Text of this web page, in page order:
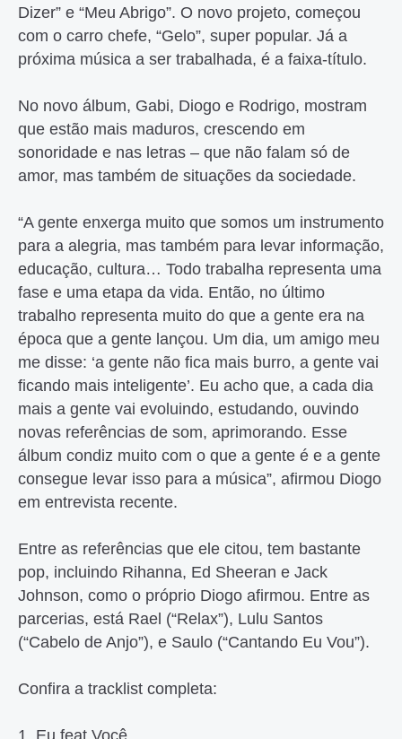
Dizer” e “Meu Abrigo”. O novo projeto, começou
com o carro chefe, “Gelo”, super popular. Já a
próxima música a ser trabalhada, é a faixa-título.
No novo álbum, Gabi, Diogo e Rodrigo, mostram
que estão mais maduros, crescendo em
sonoridade e nas letras – que não falam só de
amor, mas também de situações da sociedade.
“A gente enxerga muito que somos um instrumento
para a alegria, mas também para levar informação,
educação, cultura… Todo trabalha representa uma
fase e uma etapa da vida. Então, no último
trabalho representa muito do que a gente era na
época que a gente lançou. Um dia, um amigo meu
me disse: ‘a gente não fica mais burro, a gente vai
ficando mais inteligente’. Eu acho que, a cada dia
mais a gente vai evoluindo, estudando, ouvindo
novas referências de som, aprimorando. Esse
álbum condiz muito com o que a gente é e a gente
consegue levar isso para a música”, afirmou Diogo
em entrevista recente.
Entre as referências que ele citou, tem bastante
pop, incluindo Rihanna, Ed Sheeran e Jack
Johnson, como o próprio Diogo afirmou. Entre as
parcerias, está Rael (“Relax”), Lulu Santos
(“Cabelo de Anjo”), e Saulo (“Cantando Eu Vou”).
Confira a tracklist completa: